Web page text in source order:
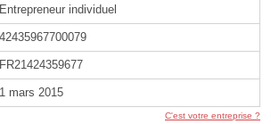
Entrepreneur individuel
42435967700079
FR21424359677
1 mars 2015
C'est votre entreprise ?